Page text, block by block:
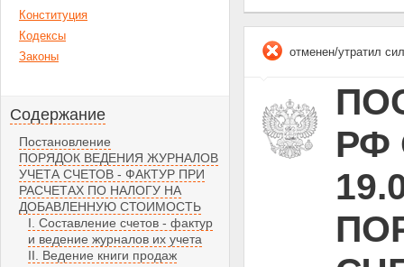
Конституция
Кодексы
Законы
Содержание
Постановление
ПОРЯДОК ВЕДЕНИЯ ЖУРНАЛОВ
УЧЕТА СЧЕТОВ - ФАКТУР ПРИ
РАСЧЕТАХ ПО НАЛОГУ НА
ДОБАВЛЕННУЮ СТОИМОСТЬ
I. Составление счетов - фактур
и ведение журналов их учета
II. Ведение книги продаж
отменен/утратил
РФ